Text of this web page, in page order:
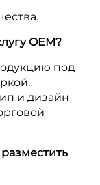
OEM?
под
и дизайн